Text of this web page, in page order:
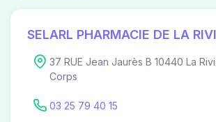
SELARL PHARMACIE DE LA
37 RUE Jean Jaurès B 10440 La
Corps
03 25 79 40 15